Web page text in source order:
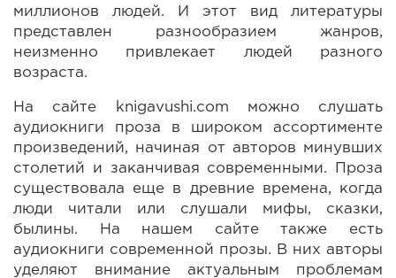
миллионов людей. И этот вид литературы
представлен разнообразием жанров,
неизменно привлекает людей разного
возраста.
На сайте knigavushi.com можно слушать
аудиокниги проза в широком ассортименте
произведений, начиная от авторов минувших
столетий и заканчивая современными. Проза
существовала еще в древние времена, когда
люди читали или слушали мифы, сказки,
былины. На нашем сайте также есть
аудиокниги современной прозы. В них авторы
уделяют внимание актуальным проблемам